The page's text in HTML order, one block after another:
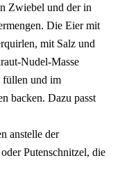
Zwiebel und der in
Die Eier mit
mit Salz und
Nudel-Masse
füllen und im
backen. Dazu passt
anstelle der
Putenschnitzel, die